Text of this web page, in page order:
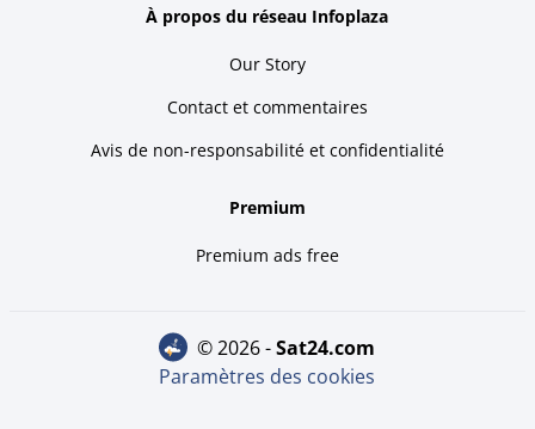
À propos du réseau Infoplaza
Our Story
Contact et commentaires
Avis de non-responsabilité et confidentialité
Premium
Premium ads free
© 2026 - sat24.com
Paramètres des cookies